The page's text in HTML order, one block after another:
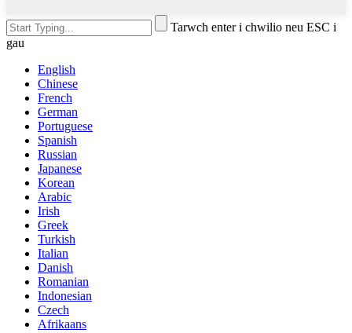
Tarwch enter i chwilio neu ESC i
gau
English
Chinese
French
German
Portuguese
Spanish
Russian
Japanese
Korean
Arabic
Irish
Greek
Turkish
Italian
Danish
Romanian
Indonesian
Czech
Afrikaans